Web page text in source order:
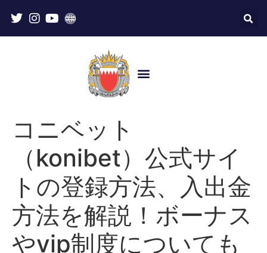
コニベット
（konibet）公式サイ
トの登録方法、入出金
方法を解説！ボーナス
やvip制度についても